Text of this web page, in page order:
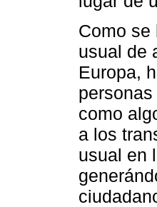
Como se
usual de
Europa,
como
a los
usual en